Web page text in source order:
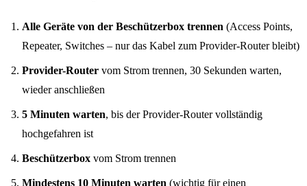
Netzwerklösungen
WireGuard Anleitungen
Alle Geräte von der Beschützerbox trennen (Access Points,
Repeater, Switches – nur das Kabel zum Provider-Router bleibt)
Provider-Router vom Strom trennen, 30 Sekunden warten,
wieder anschließen
5 Minuten warten, bis der Provider-Router vollständig
hochgefahren ist
Beschützerbox vom Strom trennen
Mindestens 10 Minuten warten (wichtig für einen